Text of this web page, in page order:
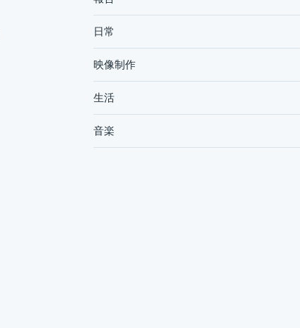
日常
映像制作
生活
音楽